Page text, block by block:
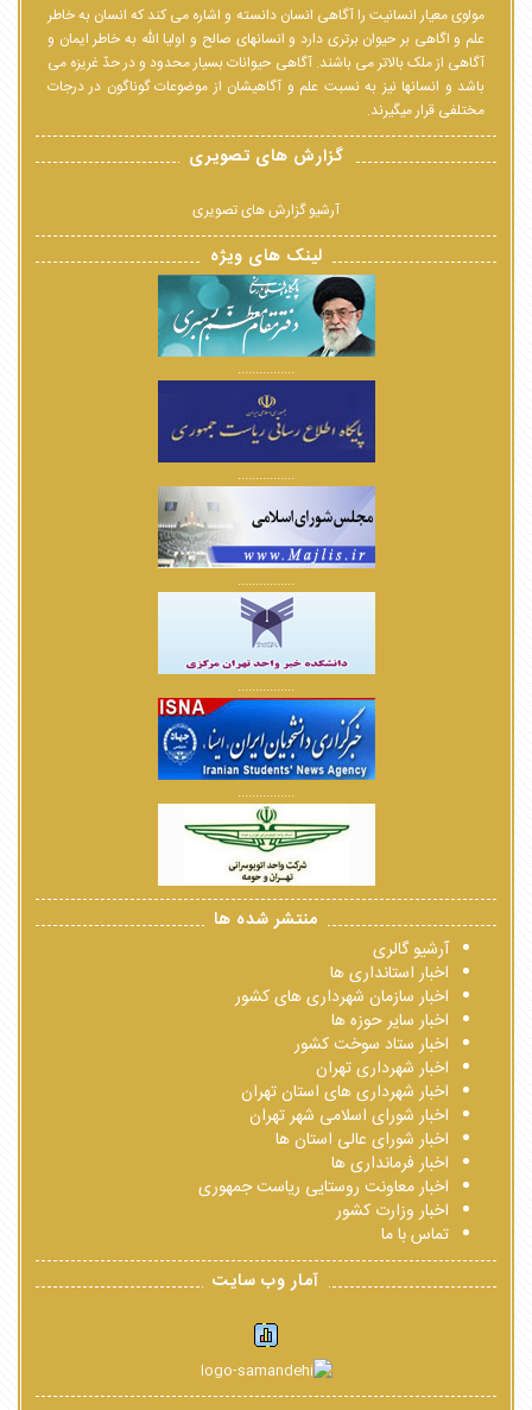
مولوی معیار انسانیت را آگاهی انسان دانسته و اشاره می کند که انسان به خاطر
علم و اگاهی بر حیوان برتری دارد و انسانهای صالح و اولیا الله به خاطر ایمان و
آگاهی از ملک بالاتر می باشند. آگاهی حیوانات بسیار محدود و در حدّ غریزه می
باشد و انسانها نیز به نسبت علم و آگاهیشان از موضوعات گوناگون در درجات
مختلفی قرار میگیرند.
گزارش های تصویری
آرشیو گزارش های تصویری
لینک های ویژه
................
................
................
................
................
منتشر شده ها
آرشیو گالری
اخبار استانداری ها
اخبار سازمان شهرداری های کشور
اخبار سایر حوزه ها
اخبار ستاد سوخت کشور
اخبار شهرداری تهران
اخبار شهرداری های استان تهران
اخبار شورای اسلامی شهر تهران
اخبار شورای عالی استان ها
اخبار فرمانداری ها
اخبار معاونت روستایی ریاست جمهوری
اخبار وزارت کشور
تماس با ما
آمار وب سایت